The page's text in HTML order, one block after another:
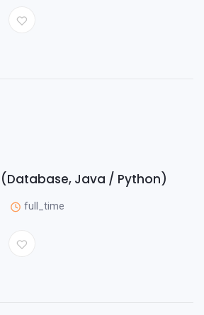
Java / Python)
full_time